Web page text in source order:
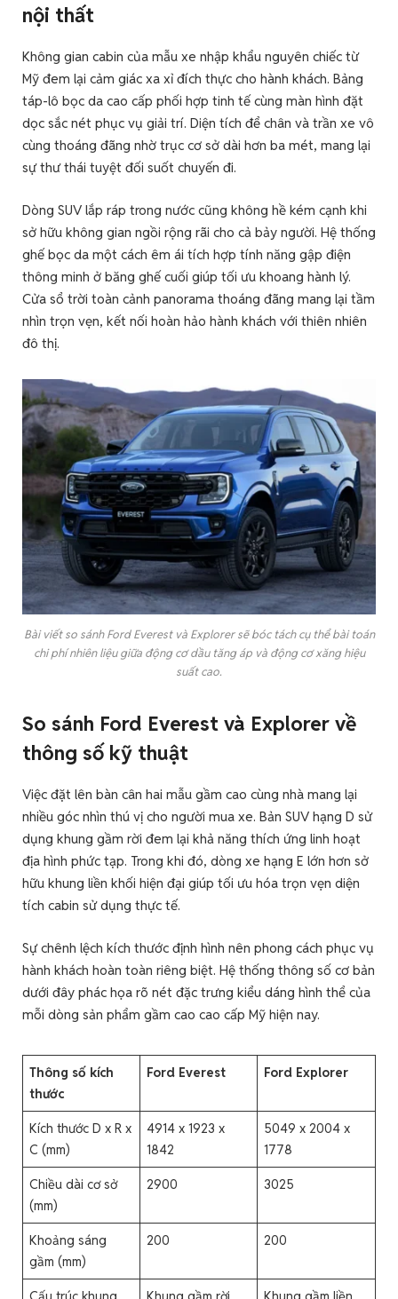
nội thất
Không gian cabin của mẫu xe nhập khẩu nguyên chiếc từ
Mỹ đem lại cảm giác xa xỉ đích thực cho hành khách. Bảng
táp-lô bọc da cao cấp phối hợp tinh tế cùng màn hình đặt
dọc sắc nét phục vụ giải trí. Diện tích để chân và trần xe vô
cùng thoáng đãng nhờ trục cơ sở dài hơn ba mét, mang lại
sự thư thái tuyệt đối suốt chuyến đi.
Dòng SUV lắp ráp trong nước cũng không hề kém cạnh khi
sở hữu không gian ngồi rộng rãi cho cả bảy người. Hệ thống
ghế bọc da một cách êm ái tích hợp tính năng gập điện
thông minh ở băng ghế cuối giúp tối ưu khoang hành lý.
Cửa sổ trời toàn cảnh panorama thoáng đãng mang lại tầm
nhìn trọn vẹn, kết nối hoàn hảo hành khách với thiên nhiên
đô thị.
Bài viết so sánh Ford Everest và Explorer sẽ bóc tách cụ thể bài toán
chi phí nhiên liệu giữa động cơ dầu tăng áp và động cơ xăng hiệu
suất cao.
So sánh Ford Everest và Explorer về
thông số kỹ thuật
Việc đặt lên bàn cân hai mẫu gầm cao cùng nhà mang lại
nhiều góc nhìn thú vị cho người mua xe. Bản SUV hạng D sử
dụng khung gầm rời đem lại khả năng thích ứng linh hoạt
địa hình phức tạp. Trong khi đó, dòng xe hạng E lớn hơn sở
hữu khung liền khối hiện đại giúp tối ưu hóa trọn vẹn diện
tích cabin sử dụng thực tế.
Sự chênh lệch kích thước định hình nên phong cách phục vụ
hành khách hoàn toàn riêng biệt. Hệ thống thông số cơ bản
dưới đây phác họa rõ nét đặc trưng kiểu dáng hình thể của
mỗi dòng sản phẩm gầm cao cao cấp Mỹ hiện nay.
Thông số kích
thước
Ford Everest Ford Explorer
Kích thước D x R x
C (mm)
4914 x 1923 x
1842
5049 x 2004 x
1778
Chiều dài cơ sở
(mm)
2900 3025
Khoảng sáng
gầm (mm)
200 200